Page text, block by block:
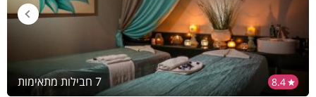
8.4
7 חבילות מתאימות